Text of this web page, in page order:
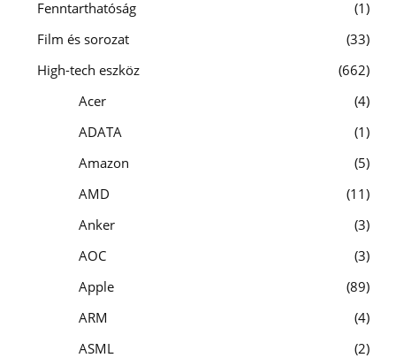
Fenntarthatóság
1
Film és sorozat
33
High-tech eszköz
662
Acer
4
ADATA
1
Amazon
5
AMD
11
Anker
3
AOC
3
Apple
89
ARM
4
ASML
2